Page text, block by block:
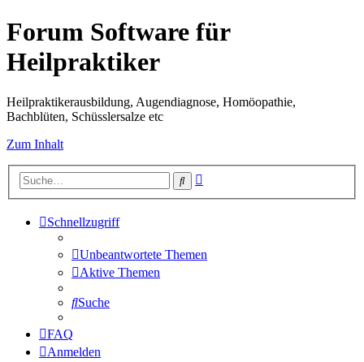
Forum Software für
Heilpraktiker
Heilpraktikerausbildung, Augendiagnose, Homöopathie,
Bachblüten, Schüsslersalze etc
Zum Inhalt
Suche
Schnellzugriff
Unbeantwortete Themen
Aktive Themen
Suche
FAQ
Anmelden